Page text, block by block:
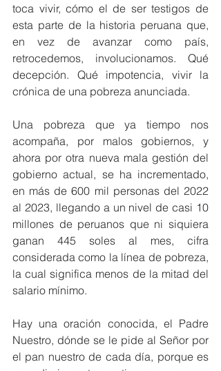
toca vivir, cómo el de ser testigos de
esta parte de la historia peruana que,
en vez de avanzar como país,
retrocedemos, involucionamos. Qué
decepción. Qué impotencia, vivir la
crónica de una pobreza anunciada.
Una pobreza que ya tiempo nos
acompaña, por malos gobiernos, y
ahora por otra nueva mala gestión del
gobierno actual, se ha incrementado,
en más de 600 mil personas del 2022
al 2023, llegando a un nivel de casi 10
millones de peruanos que ni siquiera
ganan 445 soles al mes, cifra
considerada como la línea de pobreza,
la cual significa menos de la mitad del
salario mínimo.
Hay una oración conocida, el Padre
Nuestro, dónde se le pide al Señor por
el pan nuestro de cada día, porque es